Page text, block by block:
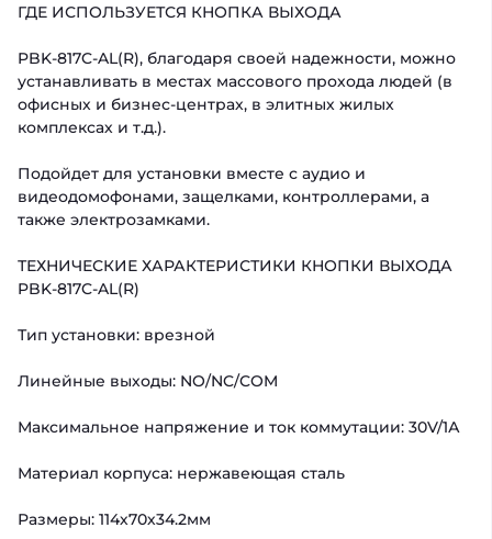
ГДЕ ИСПОЛЬЗУЕТСЯ КНОПКА ВЫХОДА
PBK-817C-AL(R), благодаря своей надежности, можно
устанавливать в местах массового прохода людей (в
офисных и бизнес-центрах, в элитных жилых
комплексах и т.д.).
Подойдет для установки вместе с аудио и
видеодомофонами, защелками, контроллерами, а
также электрозамками.
ТЕХНИЧЕСКИЕ ХАРАКТЕРИСТИКИ КНОПКИ ВЫХОДА
PBK-817C-AL(R)
Тип установки: врезной
Линейные выходы: NO/NC/COM
Максимальное напряжение и ток коммутации: 30V/1А
Материал корпуса: нержавеющая сталь
Размеры: 114х70х34.2мм